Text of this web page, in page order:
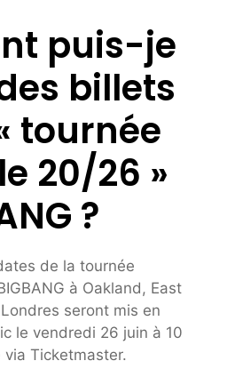
puis-je
billets
tournée
20/26 »
?
de la tournée
à Oakland, East
seront mis en
le vendredi 26 juin à 10
via Ticketmaster.